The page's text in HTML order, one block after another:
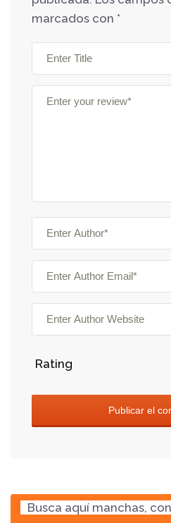
marcados con *
Rating
Busca aquí manchas,